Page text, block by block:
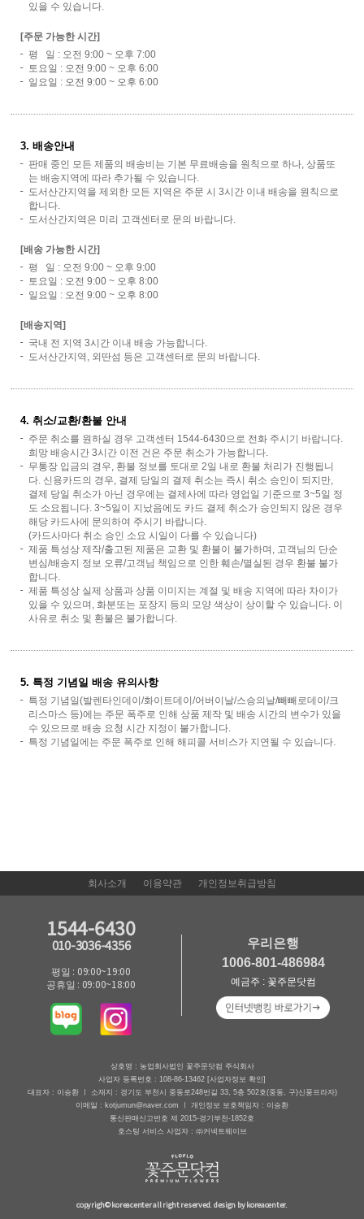
있을 수 있습니다.
[주문 가능한 시간]
평 일 : 오전 9:00 ~ 오후 7:00
토요일 : 오전 9:00 ~ 오후 6:00
일요일 : 오전 9:00 ~ 오후 6:00
3. 배송안내
판매 중인 모든 제품의 배송비는 기본 무료배송을 원칙으로 하나, 상품또
는 배송지역에 따라 추가될 수 있습니다.
도서산간지역을 제외한 모든 지역은 주문 시 3시간 이내 배송을 원칙으로
합니다.
도서산간지역은 미리 고객센터로 문의 바랍니다.
[배송 가능한 시간]
평 일 : 오전 9:00 ~ 오후 9:00
토요일 : 오전 9:00 ~ 오후 8:00
일요일 : 오전 9:00 ~ 오후 8:00
[배송지역]
국내 전 지역 3시간 이내 배송 가능합니다.
도서산간지역, 외딴섬 등은 고객센터로 문의 바랍니다.
4. 취소/교환/환불 안내
주문 취소를 원하실 경우 고객센터 1544-6430으로 전화 주시기 바랍니다.
희망 배송시간 3시간 이전 건은 주문 취소가 가능합니다.
무통장 입금의 경우, 환불 정보를 토대로 2일 내로 환불 처리가 진행됩니
다. 신용카드의 경우, 결제 당일의 결제 취소는 즉시 취소 승인이 되지만,
결제 당일 취소가 아닌 경우에는 결제사에 따라 영업일 기준으로 3~5일 정
도 소요됩니다. 3~5일이 지났음에도 카드 결제 취소가 승인되지 않은 경우
해당 카드사에 문의하여 주시기 바랍니다.
(카드사마다 취소 승인 소요 시일이 다를 수 있습니다)
제품 특성상 제작/출고된 제품은 교환 및 환불이 불가하며, 고객님의 단순
변심/배송지 정보 오류/고객님 책임으로 인한 훼손/멸실된 경우 환불 불가
합니다.
제품 특성상 실제 상품과 상품 이미지는 계절 및 배송 지역에 따라 차이가
있을 수 있으며, 화분또는 포장지 등의 모양 색상이 상이할 수 있습니다. 이
사유로 취소 및 환불은 불가합니다.
5. 특정 기념일 배송 유의사항
특정 기념일(발렌타인데이/화이트데이/어버이날/스승의날/빼빼로데이/크
리스마스 등)에는 주문 폭주로 인해 상품 제작 및 배송 시간의 변수가 있을
수 있으므로 배송 요청 시간 지정이 불가합니다.
특정 기념일에는 주문 폭주로 인해 해피콜 서비스가 지연될 수 있습니다.
회사소개 이용약관 개인정보취급방침
1544-6430
010-3036-4356
평일 : 09:00~19:00
공휴일 : 09:00~18:00
우리은행
1006-801-486984
예금주 : 꽃주문닷컴
상호명 : 농업회사법인 꽃주문닷컴 주식회사
사업자 등록번호 : 108-86-13462 [사업자정보 확인]
대표자 : 이승환 ㅣ 소재지 : 경기도 부천시 중동로248번길 33, 5층 502호(중동, 구)신풍프라자)
이메일 : kotjumun@naver.com ㅣ 개인정보 보호책임자 : 이승환
통신판매신고번호 제 2015-경기부천-1852호
호스팅 서비스 사업자 : ㈜커넥트웨이브
copyrigh© koreacenter all right reserved. design by koreacenter.